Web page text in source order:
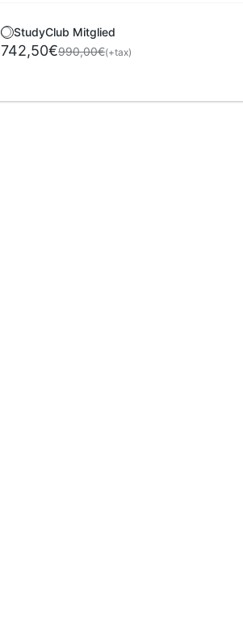
StudyClub Mitglied
742,50€990,00€(+tax)